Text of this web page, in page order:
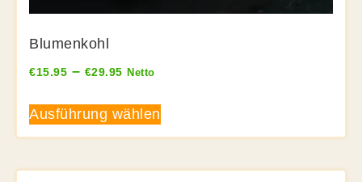
Blumenkohl
€15.95 – €29.95 Netto
Ausführung wählen